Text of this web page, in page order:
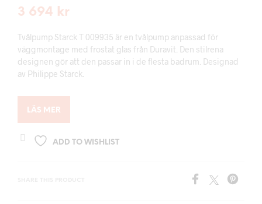
3 694 kr
Tvålpump Starck T 009935 är en tvålpump anpassad för
väggmontage med frostat glas från Duravit. Den stilrena
designen gör att den passar in i de flesta badrum. Designad
av Philippe Starck.
LÄS MER
ADD TO WISHLIST